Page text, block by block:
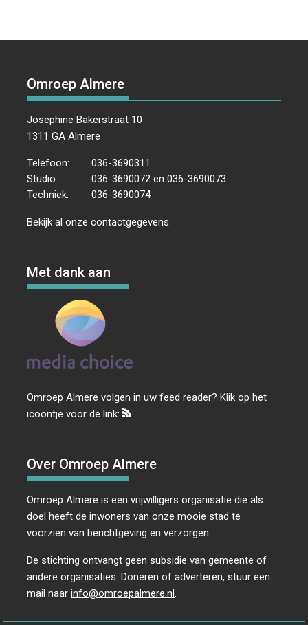
Omroep Almere
Josephine Bakerstraat 10
1311 GA Almere
Telefoon:
036-3690311
Studio:
036-3690072 en 036-3690073
Techniek:
036-3690074
Bekijk al onzecontactgegevens
Met dank aan
Omroep Almere volgen in uw feed reader? Klik op het
icoontje voor de link:
Over Omroep Almere
Omroep Almere is een vrijwilligers organisatie die als
doel heeft de inwoners van onze mooie stad te
voorzien van berichtgeving en verzorgen.
De stichting ontvangt geen subsidie van gemeente of
andere organisaties. Doneren of adverteren, stuur een
mail naarinfo@omroepalmere.nl.